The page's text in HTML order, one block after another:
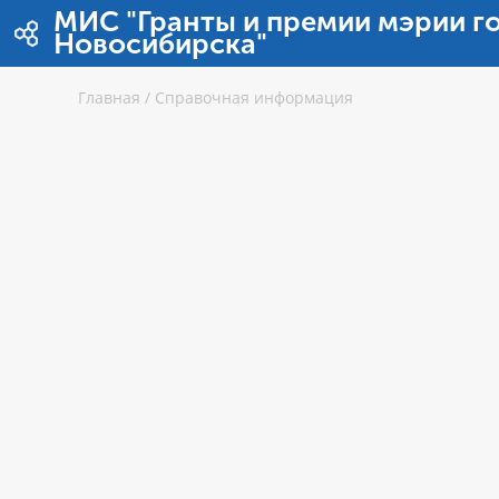
Перейти к содержимому
МИС "Гранты и премии мэрии
Новосибирска"
Главная / Справочная информация